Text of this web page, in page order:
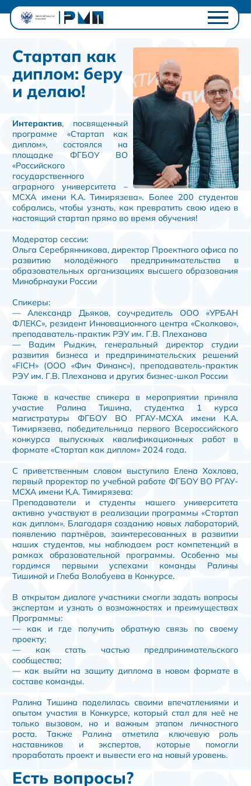
Студентам
Университетам
Ключевые проекты
Контакты
Личный кабинет
Стартап как
диплом: беру
и делаю!
Интерактив, посвященный
программе «Стартап как
диплом», состоялся на
площадке ФГБОУ ВО
«Российского
государственного
аграрного университета –
МСХА имени К.А. Тимирязева». Более 200 студентов
собрались, чтобы узнать, как превратить свою идею в
настоящий стартап прямо во время обучения!
Модератор сессии:
Ольга Серебрянникова, директор Проектного офиса по
развитию молодёжного предпринимательства в
образовательных организациях высшего образования
Минобрнауки России
Спикеры:
— Александр Дьяков, соучредитель ООО «УРБАН
ФЛЕКС», резидент Инновационного центра «Сколково»,
преподаватель-практик РЭУ им. Г.В. Плеханова
— Вадим Рыдкин, генеральный директор студии
развития бизнеса и предпринимательских решений
«FICH» (ООО «Фич Финанс»), преподаватель-практик
РЭУ им. Г.В. Плеханова и других бизнес-школ России
Также в качестве спикера в мероприятии приняла
участие Ралина Тишина, студентка 1 курса
магистратуры ФГБОУ ВО РГАУ-МСХА имени К.А.
Тимирязева, победительница первого Всероссийского
конкурса выпускных квалификационных работ в
формате «Стартап как диплом» 2024 года.
С приветственным словом выступила Елена Хохлова,
первый проректор по учебной работе ФГБОУ ВО РГАУ-
МСХА имени К.А. Тимирязева:
Преподаватели и студенты нашего университета
активно участвуют в реализации программы «Стартап
как диплом». Благодаря созданию новых лабораторий,
появлению партнёров, заинтересованных в развитии
наших студентов, мы наблюдаем рост компетенций в
рамках образовательной программы. Особенно мы
гордимся первыми успехами команды Ралины
Тишиной и Глеба Волобуева в Конкурсе.
В открытом диалоге участники смогли задать вопросы
экспертам и узнать о возможностях и преимуществах
Программы:
— как и где получить обратную связь по своему
проекту;
— как стать частью предпринимательского
сообщества;
— как выйти на защиту диплома в новом формате в
составе команды.
Ралина Тишина поделилась своими впечатлениями и
опытом участия в Конкурсе, который стал для неё не
только вызовом, но и важным этапом личностного
роста. Также Ралина отметила ключевую роль
наставников и экспертов, которые помогли
проработать проект и вывести его на новый уровень.
Есть вопросы?